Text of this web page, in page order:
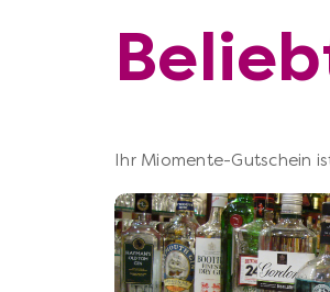
Ihr Miomente-Gutschein